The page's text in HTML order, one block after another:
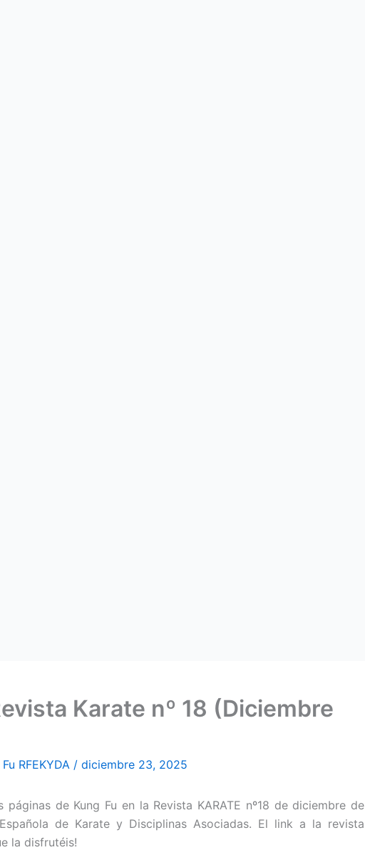
Karate nº 18 (Diciembre
RFEKYDA / diciembre 23, 2025
de Kung Fu en la Revista KARATE nº18 de diciembre de
de Karate y Disciplinas Asociadas. El link a la revista
la disfrutéis!